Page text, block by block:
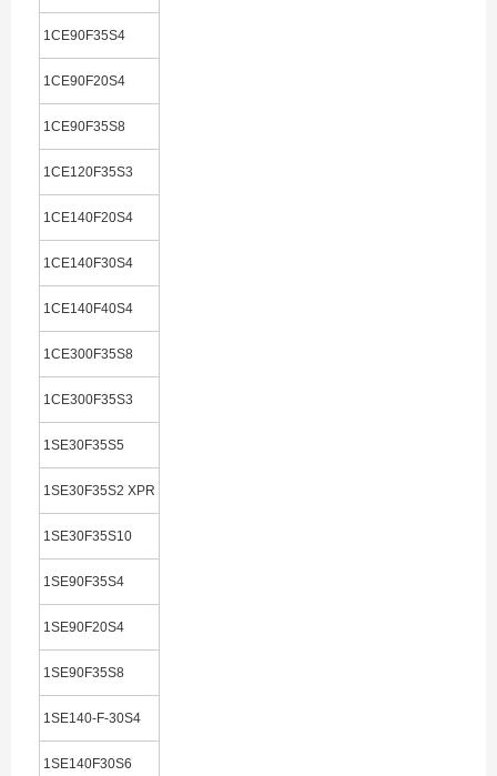
1CE90F35S4
1CE90F20S4
1CE90F35S8
1CE120F35S3
1CE140F20S4
1CE140F30S4
1CE140F40S4
1CE300F35S8
1CE300F35S3
1SE30F35S5
1SE30F35S2 XPR
1SE30F35S10
1SE90F35S4
1SE90F20S4
1SE90F35S8
1SE140-F-30S4
1SE140F30S6